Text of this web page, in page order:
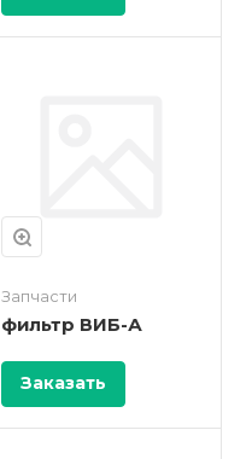
Запчасти
фильтр ВИБ-А
Заказать